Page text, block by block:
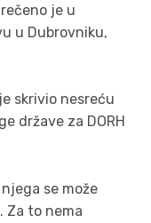
je u
u Dubrovniku,
skrivio nesreću
države za DORH
se može
Za to nema